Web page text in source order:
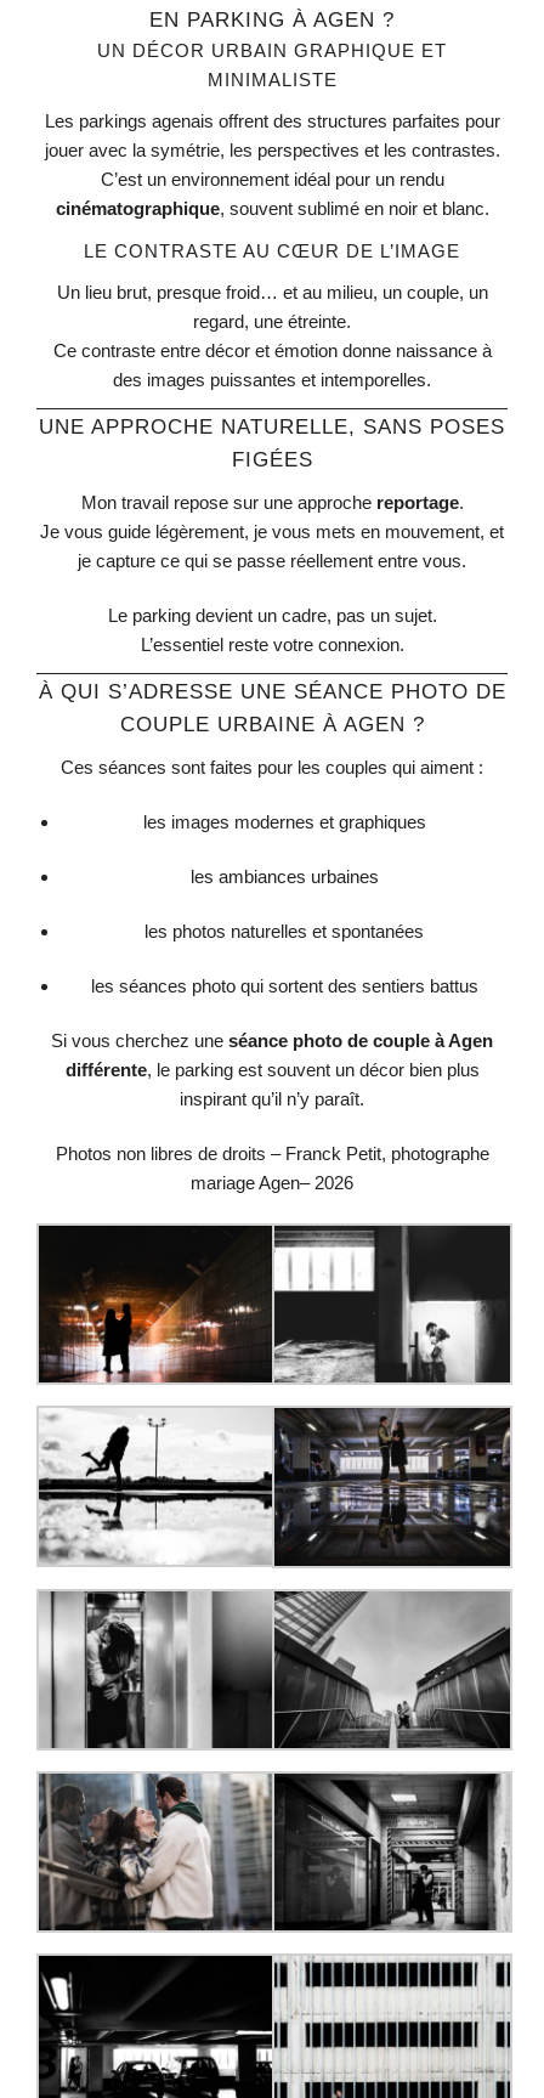
EN PARKING À AGEN ?
UN DÉCOR URBAIN GRAPHIQUE ET
MINIMALISTE
Les parkings agenais offrent des structures parfaites pour
jouer avec la symétrie, les perspectives et les contrastes.
C’est un environnement idéal pour un rendu
cinématographique, souvent sublimé en noir et blanc.
LE CONTRASTE AU CŒUR DE L’IMAGE
Un lieu brut, presque froid… et au milieu, un couple, un
regard, une étreinte.
Ce contraste entre décor et émotion donne naissance à
des images puissantes et intemporelles.
UNE APPROCHE NATURELLE, SANS POSES
FIGÉES
Mon travail repose sur une approche reportage.
Je vous guide légèrement, je vous mets en mouvement, et
je capture ce qui se passe réellement entre vous.
Le parking devient un cadre, pas un sujet.
L’essentiel reste votre connexion.
À QUI S’ADRESSE UNE SÉANCE PHOTO DE
COUPLE URBAINE À AGEN ?
Ces séances sont faites pour les couples qui aiment :
les images modernes et graphiques
les ambiances urbaines
les photos naturelles et spontanées
les séances photo qui sortent des sentiers battus
Si vous cherchez une séance photo de couple à Agen
différente, le parking est souvent un décor bien plus
inspirant qu’il n’y paraît.
Photos non libres de droits – Franck Petit, photographe
mariage Agen– 2026